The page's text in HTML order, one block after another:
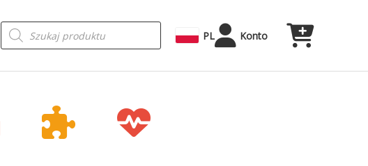
Wyszukiwarka
produktów PL Konto